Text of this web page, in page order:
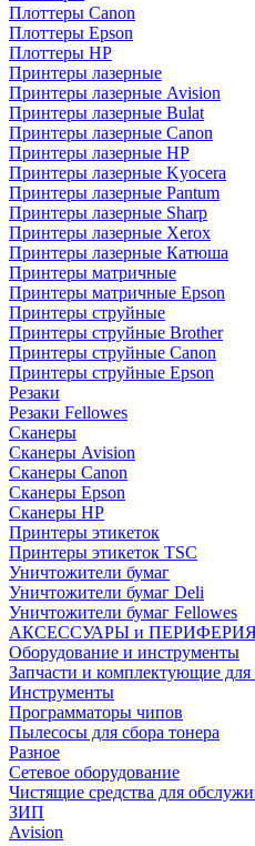
Плоттеры Canon
Плоттеры Epson
Плоттеры HP
Принтеры лазерные
Принтеры лазерные Avision
Принтеры лазерные Bulat
Принтеры лазерные Canon
Принтеры лазерные HP
Принтеры лазерные Kyocera
Принтеры лазерные Pantum
Принтеры лазерные Sharp
Принтеры лазерные Xerox
Принтеры лазерные Катюша
Принтеры матричные
Принтеры матричные Epson
Принтеры струйные
Принтеры струйные Brother
Принтеры струйные Canon
Принтеры струйные Epson
Резаки
Резаки Fellowes
Сканеры
Сканеры Avision
Сканеры Canon
Сканеры Epson
Сканеры HP
Принтеры этикеток
Принтеры этикеток TSC
Уничтожители бумаг
Уничтожители бумаг Deli
Уничтожители бумаг Fellowes
АКСЕССУАРЫ и
Оборудование и инструменты
Запчасти и комплектующие для
Инструменты
Программаторы чипов
Пылесосы для сбора тонера
Разное
Сетевое оборудование
Чистящие средства для
ЗИП
Avision